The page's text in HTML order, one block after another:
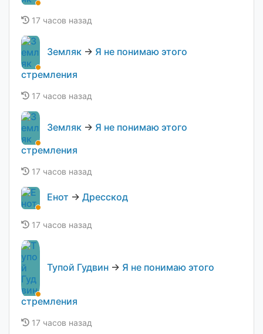
17 часов назад
Земляк → Я не понимаю этого
стремления
17 часов назад
Земляк → Я не понимаю этого
стремления
17 часов назад
Енот → Дресскод
17 часов назад
Тупой Гудвин → Я не понимаю этого
стремления
17 часов назад